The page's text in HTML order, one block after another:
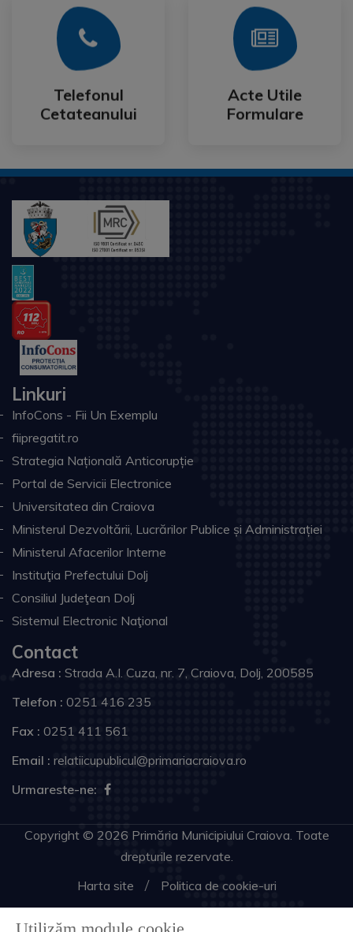
Telefonul
Cetateanului
Telefonul
Cetateanului
Mai Mult
Acte Utile
Formulare
Acte Utile
Formulare
Mai Mult
Linkuri
InfoCons - Fii Un Exemplu
fiipregatit.ro
Strategia Națională Anticorupție
Portal de Servicii Electronice
Universitatea din Craiova
Ministerul Dezvoltării, Lucrărilor Publice și Administrației
Ministerul Afacerilor Interne
Instituţia Prefectului Dolj
Consiliul Judeţean Dolj
Sistemul Electronic Naţional
Contact
Adresa : Strada A.I. Cuza, nr. 7, Craiova, Dolj, 200585
Telefon : 0251 416 235
Fax : 0251 411 561
Email : relatiicupublicul@primariacraiova.ro
Urmareste-ne:
Copyright © 2026 Primăria Municipiului Craiova. Toate
drepturile rezervate.
Harta site
Politica de cookie-uri